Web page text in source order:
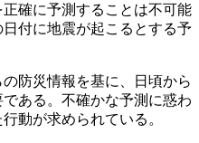
確に予測することは不可能
付に地震が起こるとする予
防災情報を基に、日頃から
ある。​不確かな予測に惑わ
動が求められている。